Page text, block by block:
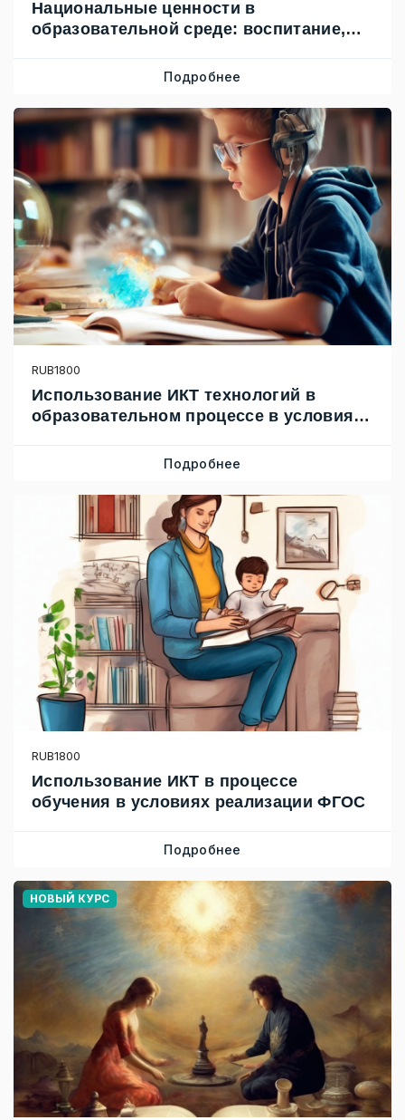
Национальные ценности в
образовательной среде: воспитание,
профессиональный рост педагога
Подробнее
RUB1800
Использование ИКТ технологий в
образовательном процессе в условиях
Подробнее
RUB1800
Использование ИКТ в процессе
обучения в условиях реализации ФГОС
Подробнее
НОВЫЙ КУРС